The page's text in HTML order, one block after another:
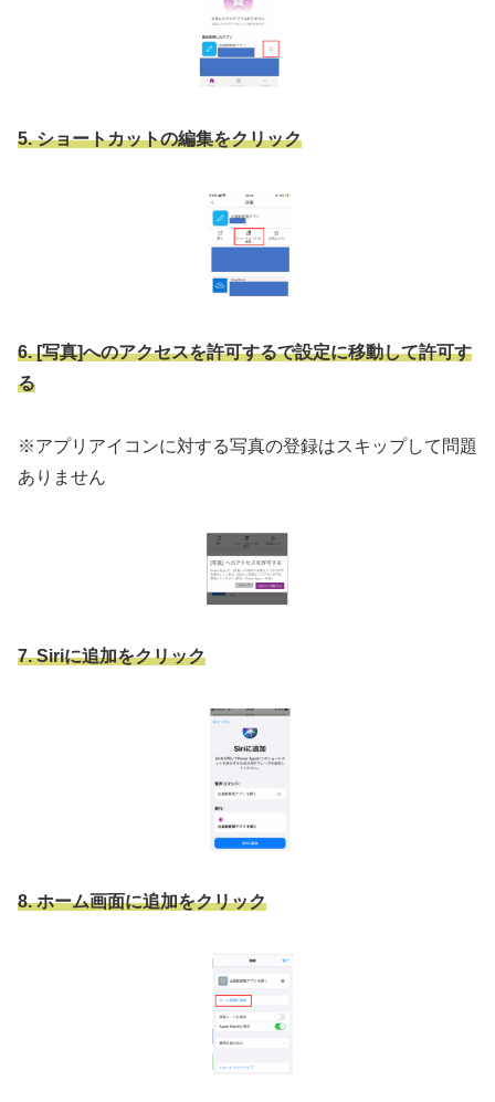
5. ショートカットの編集をクリック
6. [写真]へのアクセスを許可するで設定に移動して許可す
る
※アプリアイコンに対する写真の登録はスキップして問題
ありません
7. Siriに追加をクリック
8. ホーム画面に追加をクリック